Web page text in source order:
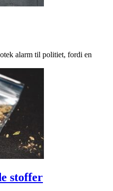
alarm til politiet, fordi en
stoffer